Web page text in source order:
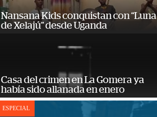
Nansana Kids conquistan con “Luna
de Xelajú” desde Uganda
Casa del crimen en La Gomera ya
había sido allanada en enero
ESPECIAL